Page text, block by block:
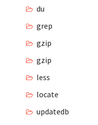
du
grep
gzip
gzip
less
locate
updatedb